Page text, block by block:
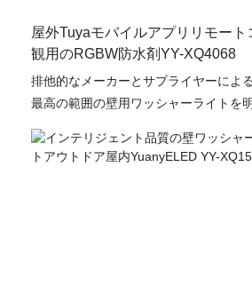
屋外Tuyaモバイルアプリリモー
観用のRGBW防水剤YY-XQ4068
排他的なメーカーとサプライヤーによ
最高の範囲の壁用ワッシャーライトを
されており、国際的な最高品質の基準